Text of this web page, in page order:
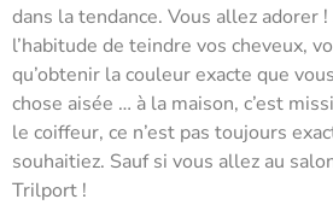
dans la tendance. Vous allez adorer !
l’habitude de teindre vos cheveux,
qu’obtenir la couleur exacte que
chose aisée … à la maison, c’est
le coiffeur, ce n’est pas toujours
souhaitiez. Sauf si vous allez au
Trilport !